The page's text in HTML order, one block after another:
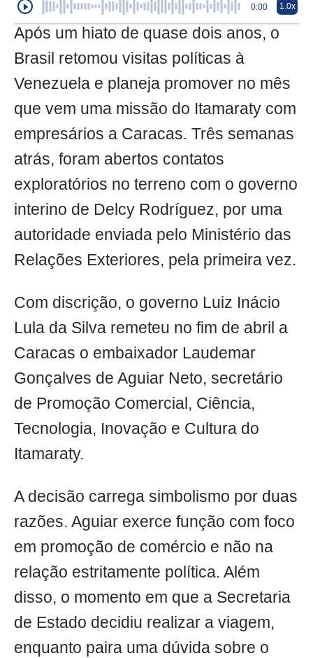
0:00 1.0x
Após um hiato de quase dois anos, o
Brasil retomou visitas políticas à
Venezuela e planeja promover no mês
que vem uma missão do Itamaraty com
empresários a Caracas. Três semanas
atrás, foram abertos contatos
exploratórios no terreno com o governo
interino de Delcy Rodríguez, por uma
autoridade enviada pelo Ministério das
Relações Exteriores, pela primeira vez.
Com discrição, o governo Luiz Inácio
Lula da Silva remeteu no fim de abril a
Caracas o embaixador Laudemar
Gonçalves de Aguiar Neto, secretário
de Promoção Comercial, Ciência,
Tecnologia, Inovação e Cultura do
Itamaraty.
A decisão carrega simbolismo por duas
razões. Aguiar exerce função com foco
em promoção de comércio e não na
relação estritamente política. Além
disso, o momento em que a Secretaria
de Estado decidiu realizar a viagem,
enquanto paira uma dúvida sobre o